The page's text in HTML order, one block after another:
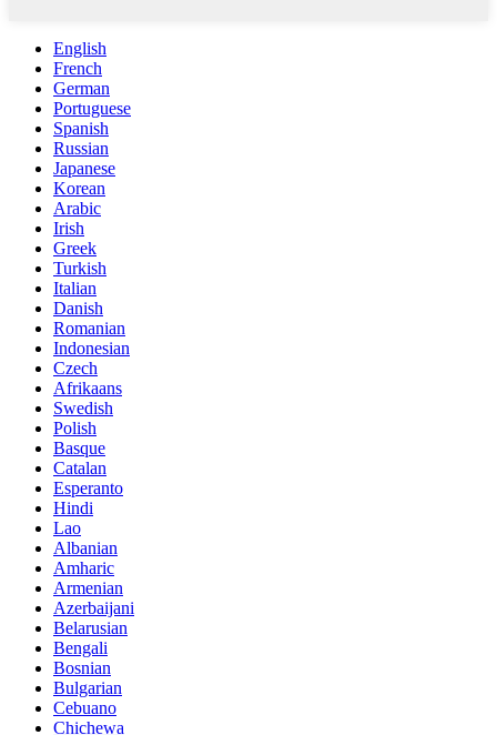
English
French
German
Portuguese
Spanish
Russian
Japanese
Korean
Arabic
Irish
Greek
Turkish
Italian
Danish
Romanian
Indonesian
Czech
Afrikaans
Swedish
Polish
Basque
Catalan
Esperanto
Hindi
Lao
Albanian
Amharic
Armenian
Azerbaijani
Belarusian
Bengali
Bosnian
Bulgarian
Cebuano
Chichewa